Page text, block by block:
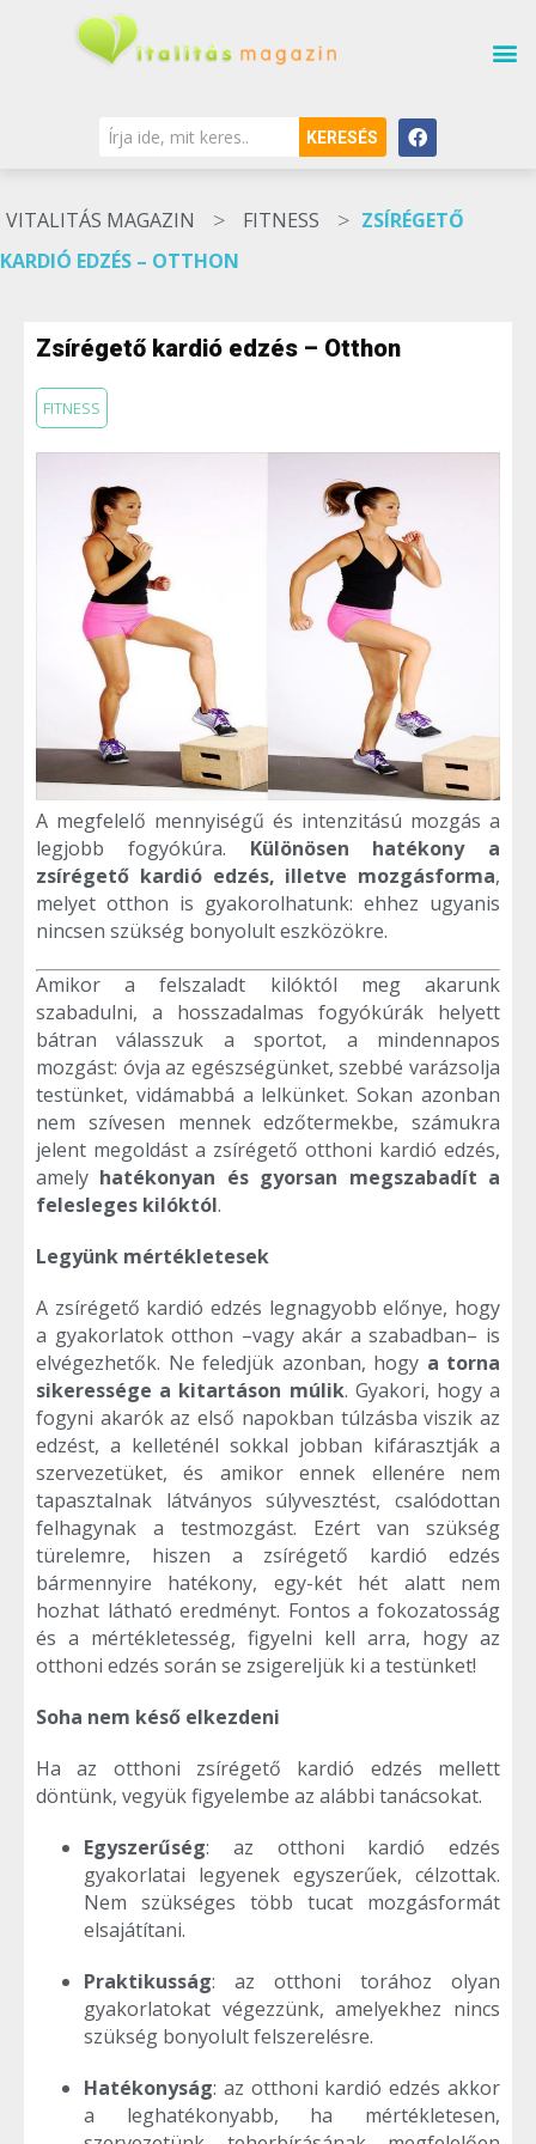
KERESÉS
VITALITÁS MAGAZIN > FITNESS > ZSÍRÉGETŐ
KARDIÓ EDZÉS – OTTHON
Zsírégető kardió edzés – Otthon
FITNESS
A megfelelő mennyiségű és intenzitású mozgás a
legjobb fogyókúra. Különösen hatékony a
zsírégető kardió edzés, illetve mozgásforma,
melyet otthon is gyakorolhatunk: ehhez ugyanis
nincsen szükség bonyolult eszközökre.
Amikor a felszaladt kilóktól meg akarunk
szabadulni, a hosszadalmas fogyókúrák helyett
bátran válasszuk a sportot, a mindennapos
mozgást: óvja az egészségünket, szebbé varázsolja
testünket, vidámabbá a lelkünket. Sokan azonban
nem szívesen mennek edzőtermekbe, számukra
jelent megoldást a zsírégető otthoni kardió edzés,
amely hatékonyan és gyorsan megszabadít a
felesleges kilóktól.
Legyünk mértékletesek
A zsírégető kardió edzés legnagyobb előnye, hogy
a gyakorlatok otthon –vagy akár a szabadban– is
elvégezhetők. Ne feledjük azonban, hogy a torna
sikeressége a kitartáson múlik. Gyakori, hogy a
fogyni akarók az első napokban túlzásba viszik az
edzést, a kelleténél sokkal jobban kifárasztják a
szervezetüket, és amikor ennek ellenére nem
tapasztalnak látványos súlyvesztést, csalódottan
felhagynak a testmozgást. Ezért van szükség
türelemre, hiszen a zsírégető kardió edzés
bármennyire hatékony, egy-két hét alatt nem
hozhat látható eredményt. Fontos a fokozatosság
és a mértékletesség, figyelni kell arra, hogy az
otthoni edzés során se zsigereljük ki a testünket!
Soha nem késő elkezdeni
Ha az otthoni zsírégető kardió edzés mellett
döntünk, vegyük figyelembe az alábbi tanácsokat.
Egyszerűség: az otthoni kardió edzés
gyakorlatai legyenek egyszerűek, célzottak.
Nem szükséges több tucat mozgásformát
elsajátítani.
Praktikusság: az otthoni torához olyan
gyakorlatokat végezzünk, amelyekhez nincs
szükség bonyolult felszerelésre.
Hatékonyság: az otthoni kardió edzés akkor
a leghatékonyabb, ha mértékletesen,